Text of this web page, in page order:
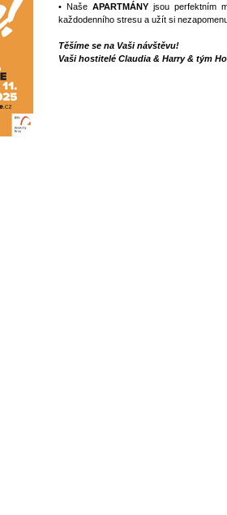
• Naše APARTMÁNYjsou perfektním
každodenního stresu a užít si
Těšíme se na Vaši návštěvu!
Vaši hostitelé Claudia & Harry & tým